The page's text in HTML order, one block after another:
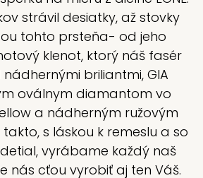
strávil desiatky, až stovky
tohto prsteňa- od jeho
klenot, ktorý náš fasér
briliantmi, GIA
oválnym diamantom vo
a nádherným ružovým
s láskou k remeslu a so
vyrábame každý naš
nás cťou vyrobiť aj ten Váš.